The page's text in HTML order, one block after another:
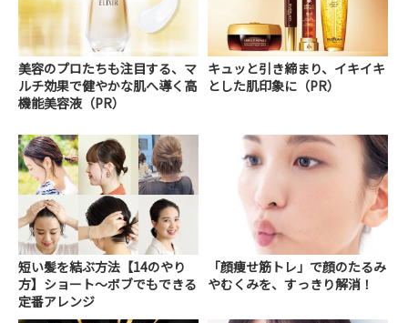
美容のプロたちも注目する、マ
ルチ効果で健やかな肌へ導く高
機能美容液（PR）
キュッと引き締まり、イキイキ
とした肌印象に（PR）
短い髪を結ぶ方法【14のやり
方】ショート～ボブでもできる
定番アレンジ
「顔痩せ筋トレ」で顔のたるみ
やむくみを、すっきり解消！